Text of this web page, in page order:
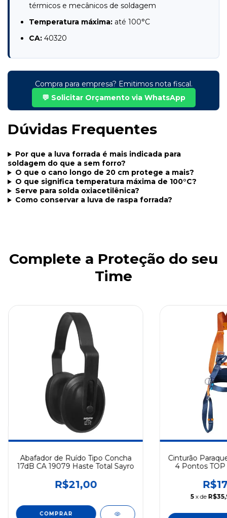
térmicos e mecânicos de soldagem
Temperatura máxima: até 100°C
CA: 40320
Compra para empresa? Emitimos nota fiscal.
💬 Solicitar Orçamento via WhatsApp
Dúvidas Frequentes
Por que a luva forrada é mais indicada para
soldagem do que a sem forro?
O que o cano longo de 20 cm protege a mais?
O que significa temperatura máxima de 100°C?
Serve para solda oxiacetilênica?
Como conservar a luva de raspa forrada?
Complete a Proteção do seu
Time
Abafador de Ruído Tipo Concha
17dB CA 19079 Haste Total Sayro
R$21,00
Cinturão
4 Pontos TOP
5 x de